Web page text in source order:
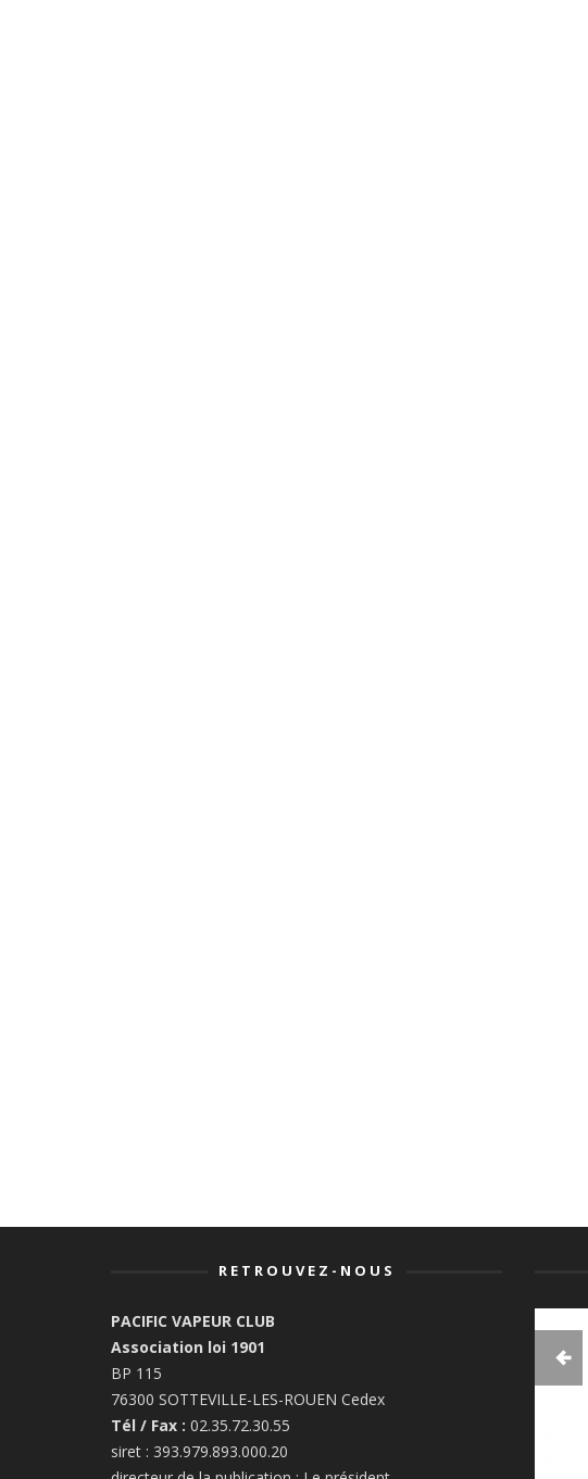
RETROUVEZ-NOUS
PACIFIC VAPEUR CLUB
Association loi 1901
BP 115
76300 SOTTEVILLE-LES-ROUEN Cedex
Tél / Fax : 02.35.72.30.55
siret : 393.979.893.000.20